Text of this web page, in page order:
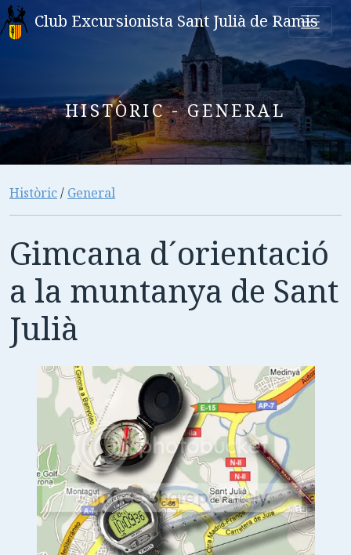
Club Excursionista Sant Julià de Ramis
HISTÒRIC - GENERAL
Històric/ General
Gimcana d´orientació
a la muntanya de Sant
Julià